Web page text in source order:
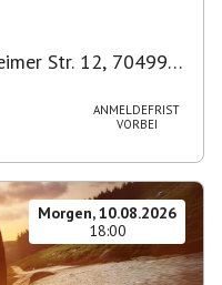
Str. 12, 70499
ANMELDEFRIST
VORBEI
Morgen, 10.08.2026
18:00